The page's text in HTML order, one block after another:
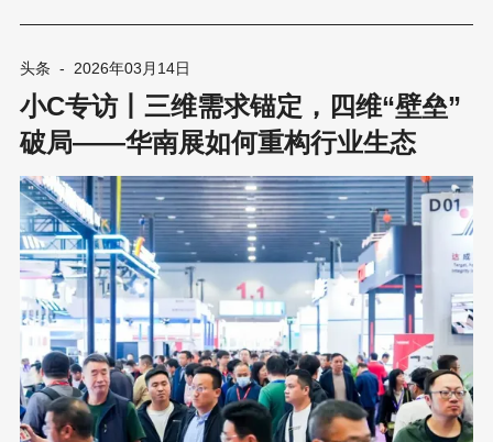
及地区的海外采购团纷纷到场，智能工厂4.0应用展示区成为全场
览服务有限公司总经理杜静娴女士接受了CPP114记者苏苏的专
访，围绕“数字化、智能化、绿色化”三大主题，深入解读本届展会
的核心亮点与行业趋势，并展望未来印刷包装产业的发展方向。 以
下为采访记录： 01今年展会的主题是“数字化、智能化、可持续”，
围绕这三大方向，主办方在展区规划和活动设计方面做了哪些特别
的布局？
头条 - 2026年03月14日
小C专访丨三维需求锚定，四维“壁垒”
破局——华南展如何重构行业生态